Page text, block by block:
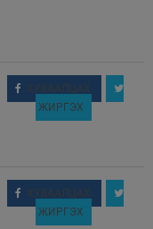
ХУВААЛЦАХ
ЖИРГЭХ
ХУВААЛЦАХ
ЖИРГЭХ